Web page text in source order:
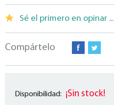
Sé el primero en opinar ...
Compártelo
Disponibilidad: ¡Sin stock!